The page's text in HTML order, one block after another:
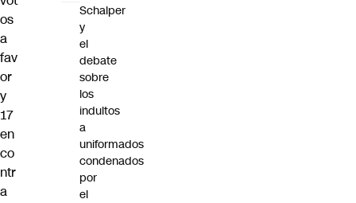
os
a
fav
or
y
17
en
co
ntr
a
Schalper
y
el
debate
sobre
los
indultos
a
uniformados
condenados
por
el